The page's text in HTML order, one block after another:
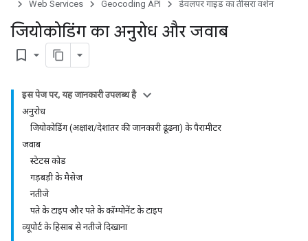
Web Services
Geocoding API डेवलपर गाइड का तीसरा वर्शन
जियोकोडिंग का अनुरोध और जवाब
bookmark_border
इस पेज पर, यह जानकारी उपलब्ध है
अनुरोध
जियोकोडिंग (अक्षांश/देशांतर की जानकारी ढूंढना) के पैरामीटर
जवाब
स्टेटस कोड
गड़बड़ी के मैसेज
नतीजे
पते के टाइप और पते के कॉम्पोनेंट के टाइप
व्यूपोर्ट के हिसाब से नतीजे दिखाना